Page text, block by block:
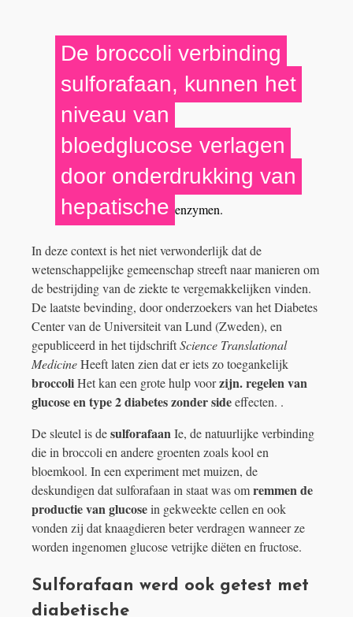
De broccoli verbinding
sulforafaan, kunnen het
niveau van
bloedglucose verlagen
door onderdrukking van
hepatische enzymen.
In deze context is het niet verwonderlijk dat de
wetenschappelijke gemeenschap streeft naar manieren om
de bestrijding van de ziekte te vergemakkelijken vinden.
De laatste bevinding, door onderzoekers van het Diabetes
Center van de Universiteit van Lund (Zweden), en
gepubliceerd in het tijdschriftScience Translational
MedicineHeeft laten zien dat er iets zo toegankelijk
broccoliHet kan een grote hulp voorzijn. regelen van
glucose en type 2 diabetes zonder sideeffecten. .
De sleutel is desulforafaanIe, de natuurlijke verbinding
die in broccoli en andere groenten zoals kool en
bloemkool. In een experiment met muizen, de
deskundigen dat sulforafaan in staat was omremmen de
productie van glucosein gekweekte cellen en ook
vonden zij dat knaagdieren beter verdragen wanneer ze
worden ingenomen glucose vetrijke diëten en fructose.
Sulforafaan werd ook getest met
diabetische